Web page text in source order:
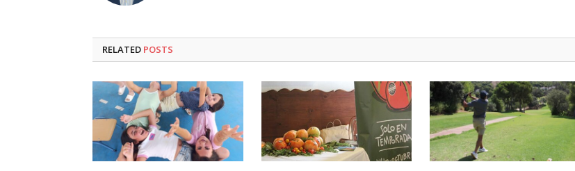
RELATED POSTS